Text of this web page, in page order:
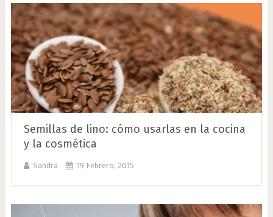
Semillas de lino: cómo usarlas en la cocina
y la cosmética
Sandra 19 Febrero, 2015